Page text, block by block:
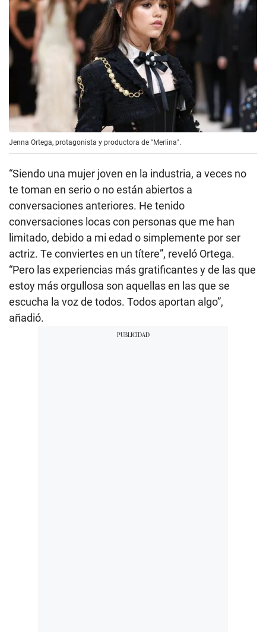
Jenna Ortega, protagonista y productora de "Merlina".
“Siendo una mujer joven en la industria, a veces no
te toman en serio o no están abiertos a
conversaciones anteriores. He tenido
conversaciones locas con personas que me han
limitado, debido a mi edad o simplemente por ser
actriz. Te conviertes en un títere”, reveló Ortega.
“Pero las experiencias más gratificantes y de las que
estoy más orgullosa son aquellas en las que se
escucha la voz de todos. Todos aportan algo”,
añadió.